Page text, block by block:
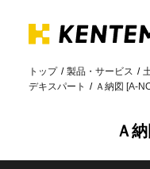
製品・サービス
トップ 製品・サービス
デキスパート
Ａ納図 [A-
Ａ